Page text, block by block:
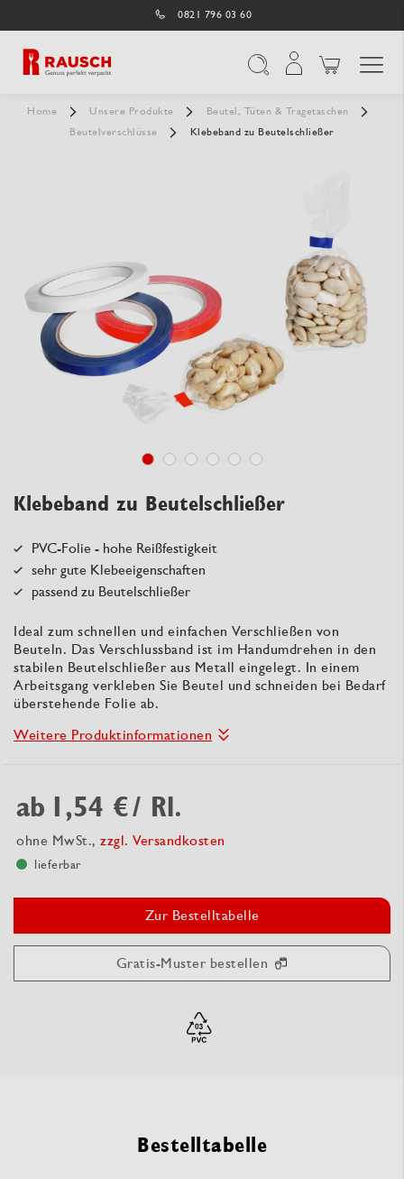
0821 796 03 60
Home Unsere Produkte
Beutel, Tüten & Tragetaschen
Beutelverschlüsse
Klebeband zu Beutelschließer
Klebeband zu Beutelschließer
PVC-Folie - hohe Reißfestigkeit
sehr gute Klebeeigenschaften
passend zu Beutelschließer
Ideal zum schnellen und einfachen Verschließen von
Beuteln. Das Verschlussband ist im Handumdrehen in den
stabilen Beutelschließer aus Metall eingelegt. In einem
Arbeitsgang verkleben Sie Beutel und schneiden bei Bedarf
überstehende Folie ab.
Weitere Produktinformationen
ab 1,54 €/ Rl.
ohne MwSt., zzgl. Versandkosten
lieferbar
Zur Bestelltabelle
Gratis-Muster bestellen
Bestelltabelle